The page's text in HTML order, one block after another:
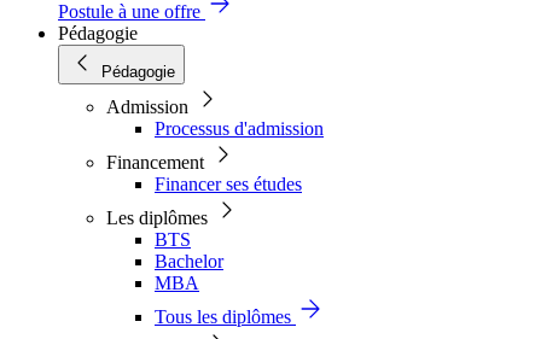
Postule à une offre
Pédagogie
Pédagogie
Admission
Processus d'admission
Financement
Financer ses études
Les diplômes
BTS
Bachelor
MBA
Tous les diplômes